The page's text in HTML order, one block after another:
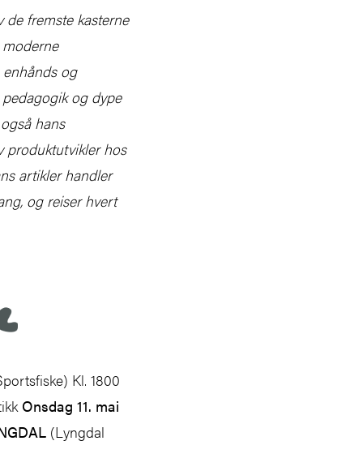
fremste kasterne
og
og dype
hans
produktutvikler hos
artikler handler
og reiser hvert
Kl. 1800
Onsdag 11. mai
(Lyngdal